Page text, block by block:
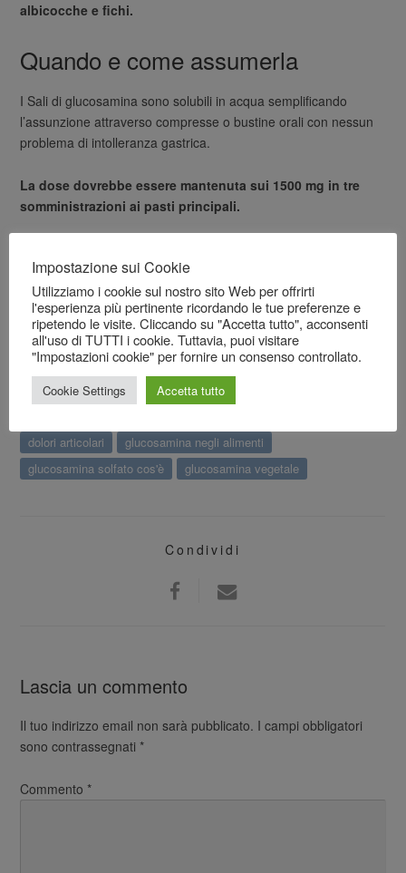
albicocche e fichi.
Quando e come assumerla
I Sali di glucosamina sono solubili in acqua semplificando
l’assunzione attraverso compresse o bustine orali con nessun
problema di intolleranza gastrica.
La dose dovrebbe essere mantenuta sui 1500 mg in tre
somministrazioni ai pasti principali.
quindi ci comporta da vero e proprio alleato della nostra salute.
Come abbiamo detto è possibile integrare oltre alla
glucosamina (sottoforma di solfato è il sale da preferire in
quanto lo zolfo è fondamentale per gli annessi cutanei (ossa,
pelle, cartilagini, etc), la Vitamina C, la L-lisina, gliOmega-3
un ulteriore donatore di gruppi solforati (contenenti zolfo) come
il Metilsulfonilmetano.
dolori articolari
glucosamina negli alimenti
glucosamina solfato cos'è
glucosamina vegetale
Condividi
Lascia un commento
Il tuo indirizzo email non sarà pubblicato. I campi obbligatori
sono contrassegnati*
Commento*
Impostazione sui Cookie
Utilizziamo i cookie sul nostro sito Web per offrirti
l'esperienza più pertinente ricordando le tue preferenze e
ripetendo le visite. Cliccando su "Accetta tutto", acconsenti
all'uso di TUTTI i cookie. Tuttavia, puoi visitare
"Impostazioni cookie" per fornire un consenso controllato.
Cookie Settings Accetta tutto